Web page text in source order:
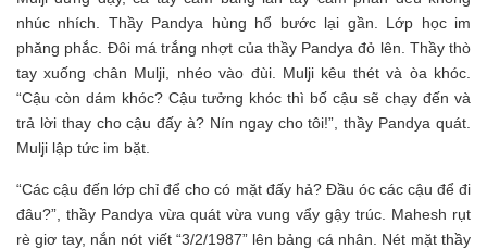
nhúc nhích. Thầy Pandya hùng hổ bước lại gần. Lớp học im
phăng phắc. Đôi má trắng nhợt của thầy Pandya đỏ lên. Thầy thò
tay xuống chân Mulji, nhéo vào đùi. Mulji kêu thét và òa khóc.
“Cậu còn dám khóc? Cậu tưởng khóc thì bố cậu sẽ chạy đến và
trả lời thay cho cậu đấy à? Nín ngay cho tôi!”, thầy Pandya quát.
Mulji lập tức im bặt.
“Các cậu đến lớp chỉ để cho có mặt đấy hả? Đầu óc các cậu để đi
đâu?”, thầy Pandya vừa quát vừa vung vẩy gậy trúc. Mahesh rụt
rè giơ tay, nắn nót viết “3/2/1987” lên bảng cá nhân. Nét mặt thầy